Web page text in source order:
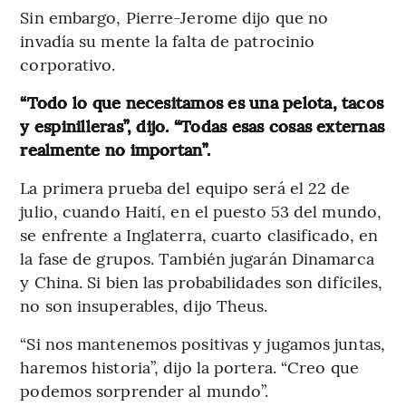
Sin embargo, Pierre-Jerome dijo que no
invadía su mente la falta de patrocinio
corporativo.
“Todo lo que necesitamos es una pelota, tacos
y espinilleras”, dijo. “Todas esas cosas externas
realmente no importan”.
La primera prueba del equipo será el 22 de
julio, cuando Haití, en el puesto 53 del mundo,
se enfrente a Inglaterra, cuarto clasificado, en
la fase de grupos. También jugarán Dinamarca
y China. Si bien las probabilidades son difíciles,
no son insuperables, dijo Theus.
“Si nos mantenemos positivas y jugamos juntas,
haremos historia”, dijo la portera. “Creo que
podemos sorprender al mundo”.